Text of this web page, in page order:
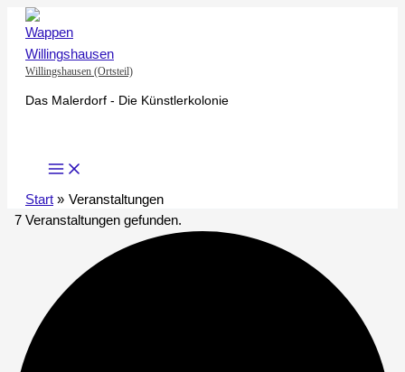
Zum
Inhalt
springen
Willingshausen (Ortsteil)
Das Malerdorf - Die Künstlerkolonie
Start
Veranstaltungen
7 Veranstaltungen gefunden.